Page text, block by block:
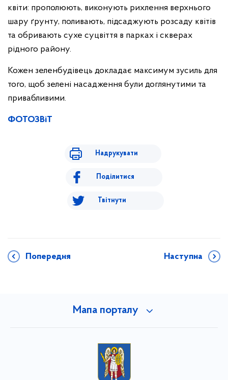
квіти: прополюють, виконують рихлення верхнього
шару ґрунту, поливають, підсаджують розсаду квітів
та обривають сухе суцвіття в парках і скверах
рідного району.
Кожен зеленбудівець докладає максимум зусиль для
того, щоб зелені насадження були доглянутими та
привабливими.
ФОТОЗВіТ
Надрукувати
Поділитися
Твітнути
Попередня Наступна
Мапа порталу